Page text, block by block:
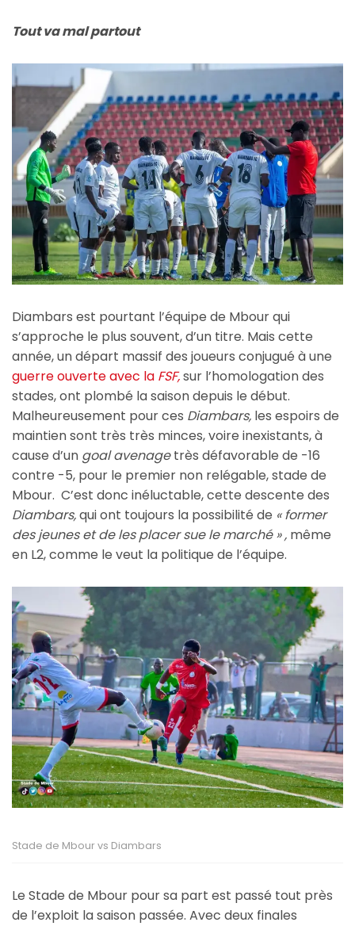
Tout va mal partout
Diambars est pourtant l’équipe de Mbour qui
s’approche le plus souvent, d’un titre. Mais cette
année, un départ massif des joueurs conjugué à une
guerre ouverte avec la FSF,sur l’homologation des
stades, ont plombé la saison depuis le début.
Malheureusement pour ces Diambars, les espoirs de
maintien sont très très minces, voire inexistants, à
cause d’un goal avenagetrès défavorable de -16
contre -5, pour le premier non relégable, stade de
Mbour. C’est donc inéluctable, cette descente des
Diambars,qui ont toujours la possibilité de « former
des jeunes et de les placer sue le marché » , même
en L2, comme le veut la politique de l’équipe.
Stade de Mbour vs Diambars
Le Stade de Mbour pour sa part est passé tout près
de l’exploit la saison passée. Avec deux finales